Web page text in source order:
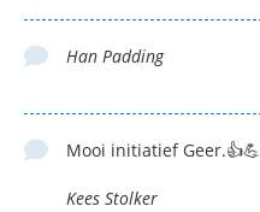
Han Padding
Mooi initiatief Geer.👍💪
Kees Stolker